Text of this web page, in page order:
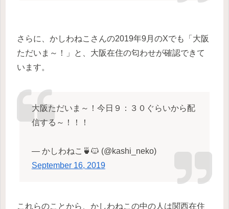
さらに、かしわねこさんの2019年9月のXでも「大阪
ただいま～！」と、大阪在住の匂わせが確認できて
います。
大阪ただいま～！今日９：３０ぐらいから配
信する～！！！
— かしわねこ🍵🐱 (@kashi_neko)
September 16, 2019
これらのことから、かしわねこの中の人は関西在住